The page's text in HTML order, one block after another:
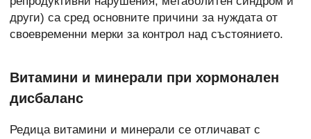
други) са сред основните причини за нуждата от
своевременни мерки за контрол над състоянието.
Витамини и минерали при хормонален
дисбаланс
Редица витамини и минерали се отличават с